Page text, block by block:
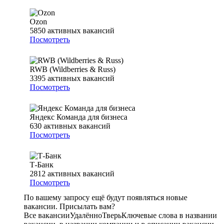
Ozon
5850 активных вакансий
Посмотреть
RWB (Wildberries & Russ)
3395 активных вакансий
Посмотреть
Яндекс Команда для бизнеса
630 активных вакансий
Посмотреть
Т-Банк
2812 активных вакансий
Посмотреть
По вашему запросу ещё будут появляться новые
вакансии. Присылать вам?
Все вакансииУдалённоТверьКлючевые слова в названии